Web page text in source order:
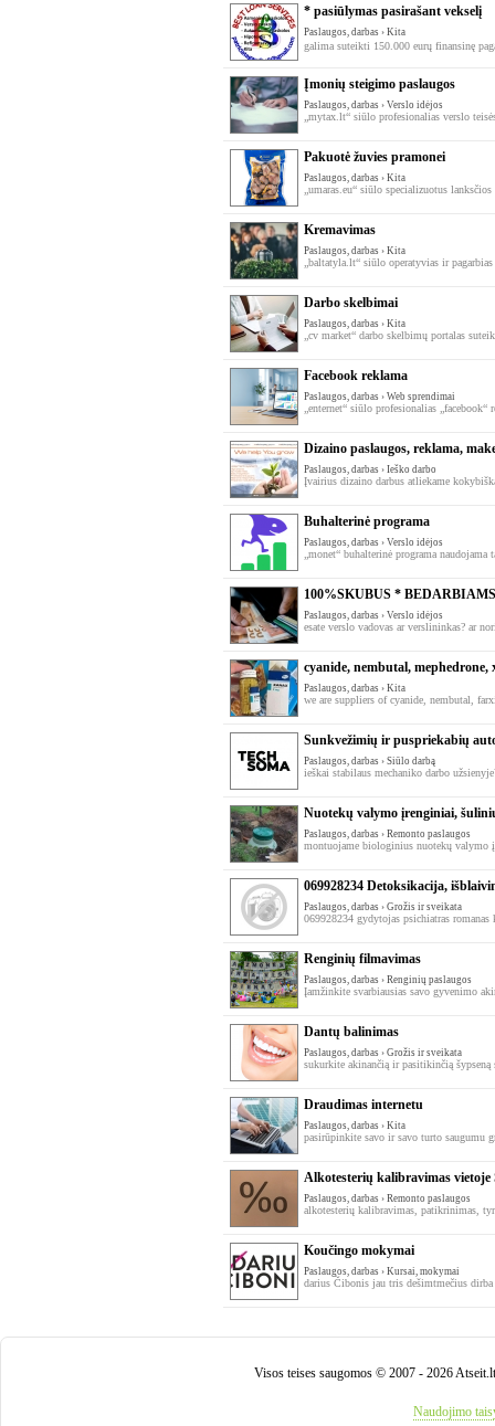
* pasiūlymas pasirašant vekselį
Paslaugos, darbas › Kita
galima suteikti 150.000 eurų finansinę
Įmonių steigimo paslaugos
Paslaugos, darbas › Verslo idėjos
„mytax.lt“ siūlo profesionalias verslo
Pakuotė žuvies pramonei
Paslaugos, darbas › Kita
„umaras.eu“ siūlo specializuotus
Kremavimas
Paslaugos, darbas › Kita
„baltatyla.lt“ siūlo operatyvias ir
Darbo skelbimai
Paslaugos, darbas › Kita
„cv market“ darbo skelbimų portalas
Facebook reklama
Paslaugos, darbas › Web sprendimai
„enternet“ siūlo profesionalias
Dizaino paslaugos, reklama,
Paslaugos, darbas › Ieško darbo
Įvairius dizaino darbus atliekame
Buhalterinė programa
Paslaugos, darbas › Verslo idėjos
„monet“ buhalterinė programa
100%SKUBUS * BEDARBIAMS
Paslaugos, darbas › Verslo idėjos
esate verslo vadovas ar verslininkas? ar
cyanide, nembutal, mephedrone,
Paslaugos, darbas › Kita
we are suppliers of cyanide, nembutal,
Sunkvežimių ir puspriekabių
Paslaugos, darbas › Siūlo darbą
ieškai stabilaus mechaniko darbo
Nuotekų valymo įrenginiai,
Paslaugos, darbas › Remonto paslaugos
montuojame biologinius nuotekų
069928234 Detoksikacija,
Paslaugos, darbas › Grožis ir sveikata
069928234 gydytojas psichiatras
Renginių filmavimas
Paslaugos, darbas › Renginių paslaugos
Įamžinkite svarbiausias savo gyvenimo
Dantų balinimas
Paslaugos, darbas › Grožis ir sveikata
sukurkite akinančią ir pasitikinčią
Draudimas internetu
Paslaugos, darbas › Kita
pasirūpinkite savo ir savo turto saugumu
Alkotesterių kalibravimas vietoje
Paslaugos, darbas › Remonto paslaugos
alkotesterių kalibravimas, patikrinimas,
Koučingo mokymai
Paslaugos, darbas › Kursai, mokymai
darius Čibonis jau tris dešimtmečius
Visos teises saugomos © 2007 - 2026
Naudojimo